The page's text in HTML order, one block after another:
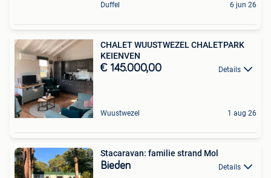
Duffel 6 jun 26
CHALET WUUSTWEZEL CHALETPARK
KEIENVEN
€ 145.000,00 Details
Wuustwezel 1 aug 26
Stacaravan: familie strand Mol
Bieden Details